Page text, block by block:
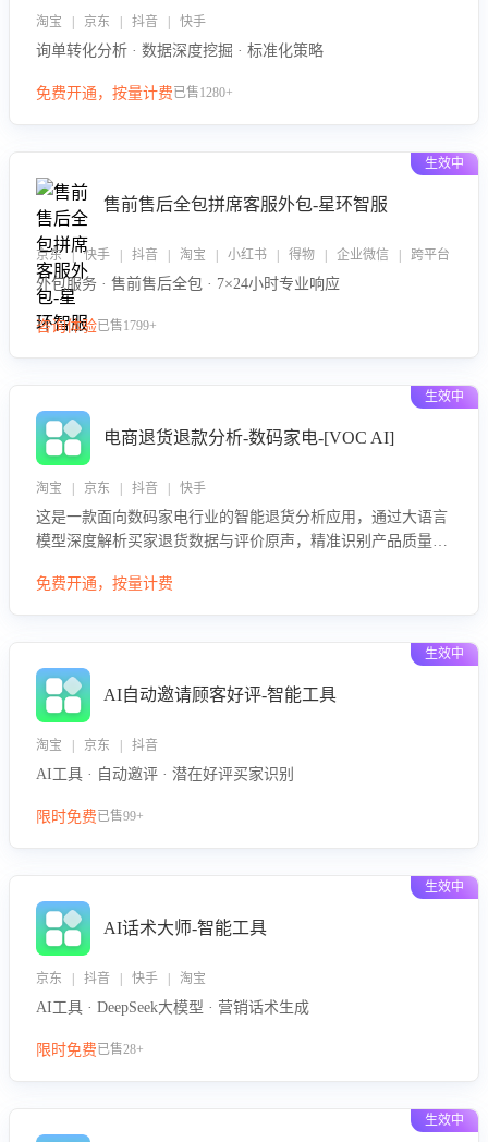
淘宝 | 京东 | 抖音 | 快手
询单转化分析 · 数据深度挖掘 · 标准化策略
免费开通，按量计费已售1280+
生效中
售前售后全包拼席客服外包-星环智服
京东 | 快手 | 抖音 | 淘宝 | 小红书 | 得物 | 企业微信 | 跨平台
外包服务 · 售前售后全包 · 7×24小时专业响应
咨询体验已售1799+
生效中
电商退货退款分析-数码家电-[VOC AI]
淘宝 | 京东 | 抖音 | 快手
这是一款面向数码家电行业的智能退货分析应用，通过大语言
模型深度解析买家退货数据与评价原声，精准识别产品质量、
议，通过挖掘用户痛点驱动产品迭代，从根本上降低退货率，
免费开通，按量计费
生效中
AI自动邀请顾客好评-智能工具
淘宝 | 京东 | 抖音
AI工具 · 自动邀评 · 潜在好评买家识别
限时免费已售99+
生效中
AI话术大师-智能工具
京东 | 抖音 | 快手 | 淘宝
AI工具 · DeepSeek大模型 · 营销话术生成
限时免费已售28+
生效中